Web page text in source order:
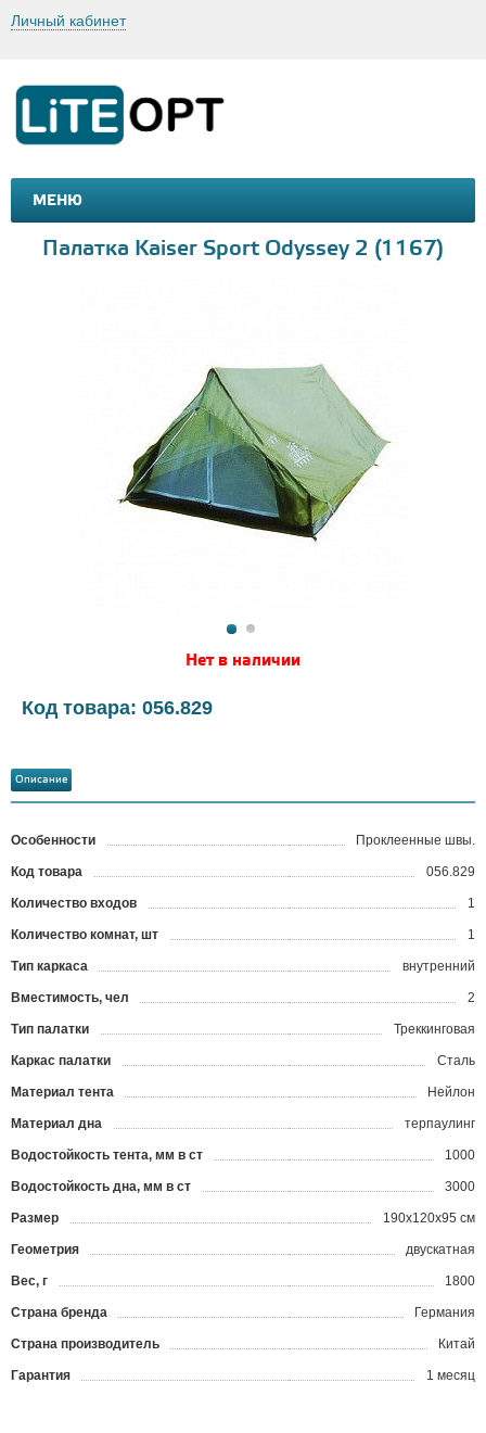
Личный кабинет
МЕНЮ
МАШИНКИ И МОТОЦИКЛЫ
Палатка Kaiser Sport Odyssey 2 (1167)
Нет в наличии
Код товара: 056.829
Описание
Особенности Проклеенные швы.
Код товара 056.829
Количество входов 1
Количество комнат, шт 1
Тип каркаса внутренний
Вместимость, чел 2
Тип палатки Треккинговая
Каркас палатки Сталь
Материал тента Нейлон
Материал дна терпаулинг
Водостойкость тента, мм в ст 1000
Водостойкость дна, мм в ст 3000
Размер 190x120x95 см
Геометрия двускатная
Вес, г 1800
Страна бренда Германия
Страна производитель Китай
Гарантия 1 месяц